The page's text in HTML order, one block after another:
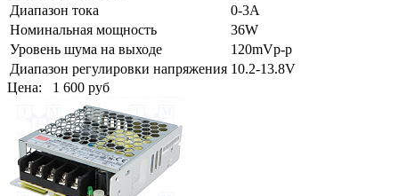
Диапазон тока
0-3A
Номинальная мощность
36W
Уровень шума на выходе
120mVp-p
Диапазон регулировки напряжения 10.2-13.8V
Цена: 1 600 руб